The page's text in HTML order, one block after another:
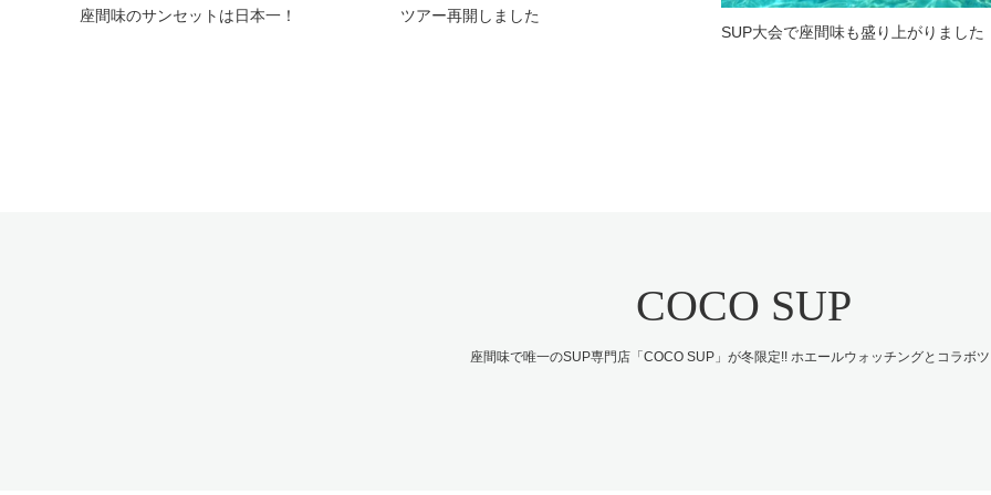
座間味のサンセットは日本一！
ツアー再開しました
SUP大会で座間味も盛り上がりました
COCO SUP
座間味で唯一のSUP専門店「COCO SUP」が冬限定!! ホエールウォッチングとコラボ